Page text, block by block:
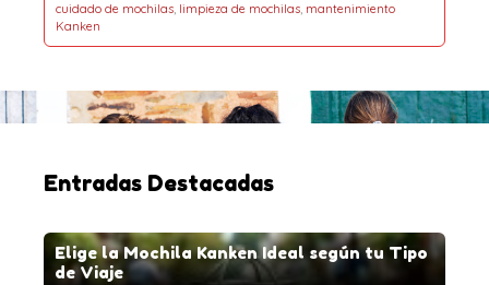
cuidado de mochilas, limpieza de mochilas, mantenimiento
Kanken
Entradas Destacadas
Elige la Mochila Kanken Ideal según tu Tipo
de Viaje